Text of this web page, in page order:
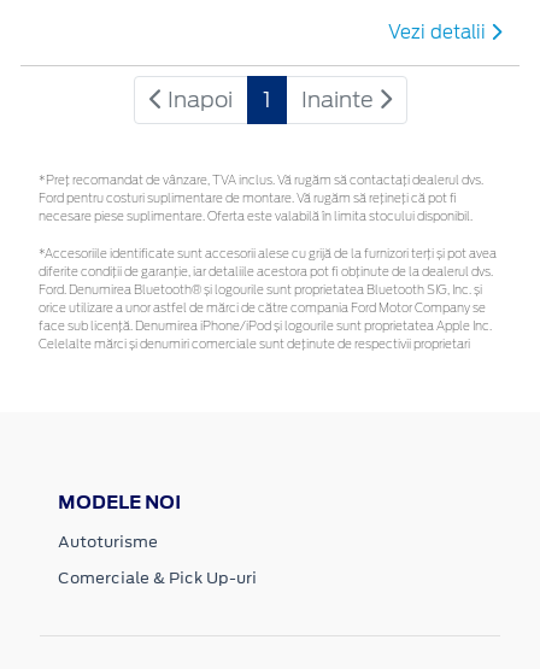
Vezi detalii
Inapoi 1 Inainte
*Preţ recomandat de vânzare, TVA inclus. Vă rugăm să contactaţi dealerul dvs.
Ford pentru costuri suplimentare de montare. Vă rugăm să rețineți că pot fi
necesare piese suplimentare. Oferta este valabilă în limita stocului disponibil.
*Accesoriile identificate sunt accesorii alese cu grijă de la furnizori terți și pot avea
diferite condiții de garanție, iar detaliile acestora pot fi obținute de la dealerul dvs.
Ford. Denumirea Bluetooth® și logourile sunt proprietatea Bluetooth SIG, Inc. și
orice utilizare a unor astfel de mărci de către compania Ford Motor Company se
face sub licență. Denumirea iPhone/iPod și logourile sunt proprietatea Apple Inc.
Celelalte mărci și denumiri comerciale sunt deținute de respectivii proprietari
MODELE NOI
Autoturisme
Comerciale & Pick Up-uri